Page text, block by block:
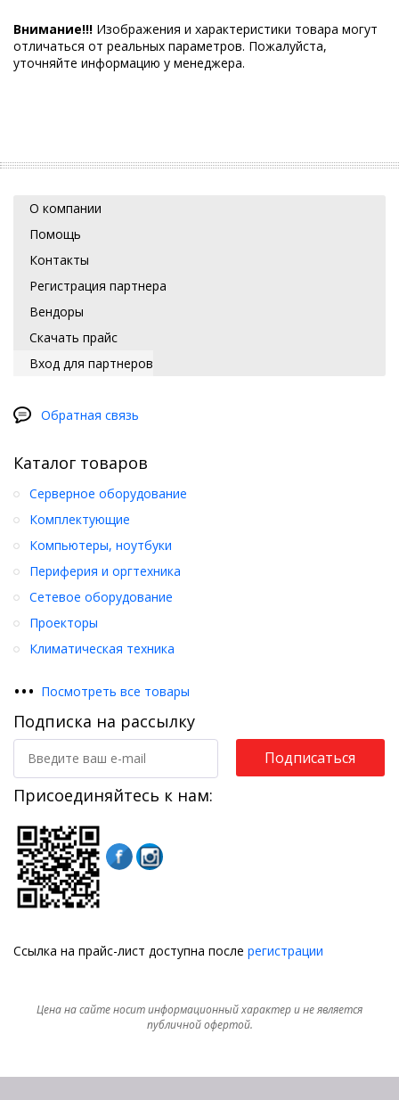
Внимание!!! Изображения и характеристики товара могут
отличаться от реальных параметров. Пожалуйста,
уточняйте информацию у менеджера.
О компании
Помощь
Контакты
Регистрация партнера
Вендоры
Скачать прайс
Вход для партнеров
Обратная связь
Каталог товаров
Серверное оборудование
Комплектующие
Компьютеры, ноутбуки
Периферия и оргтехника
Сетевое оборудование
Проекторы
Климатическая техника
••• Посмотреть все товары
Подписка на рассылку
Подписаться
Присоединяйтесь к нам:
Ссылка на прайс-лист доступна после регистрации
Цена на сайте носит информационный характер и не является
публичной офертой.